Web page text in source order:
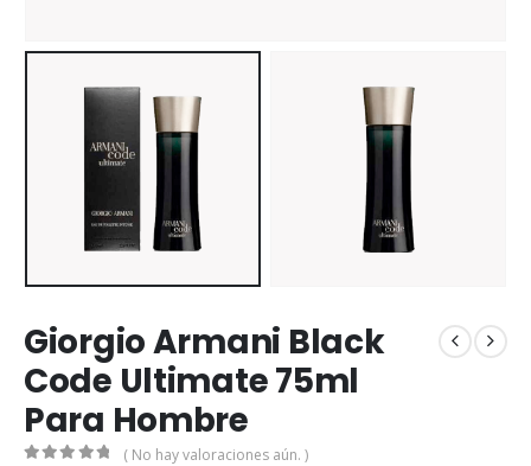
Giorgio Armani Black
Code Ultimate 75ml
Para Hombre
( No hay valoraciones aún. )